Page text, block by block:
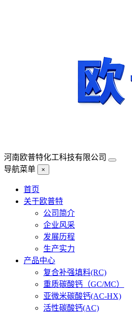
河南欧普特化工科技有限公司
导航菜单
×
首页
关于欧普特
公司简介
企业风采
发展历程
生产实力
产品中心
复合补强填料(RC)
重质碳酸钙（GC/MC）
亚微米碳酸钙(AC-HX)
活性碳酸钙(AC)